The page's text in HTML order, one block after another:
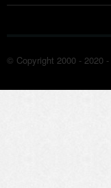
© Copyright 2000 - 2020 -